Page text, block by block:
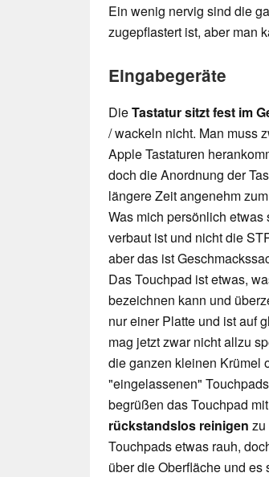
Ein wenig nervig sind die
zugepflastert ist, aber man
Eingabegeräte
DieTastatur sitzt fest im
/ wackeln nicht. Man muss
Apple Tastaturen
doch die Anordnung der
längere Zeit angenehm
Was mich persönlich etwas
verbaut ist und nicht die
aber das ist
Das Touchpad ist etwas,
bezeichnen kann und
nur einer Platte und ist auf
mag jetzt zwar nicht allzu
die ganzen kleinen Krümel
"eingelassenen"
begrüßen das Touchpad
rückstandslos reinigen zu
Touchpads etwas rauh,
über die Oberfläche und